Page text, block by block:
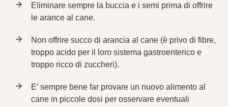
Eliminare sempre la buccia e i semi prima di offrire
le arance al cane.
Non offrire succo di arancia al cane (è privo di fibre,
troppo acido per il loro sistema gastroenterico e
troppo ricco di zuccheri).
E’ sempre bene far provare un nuovo alimento al
cane in piccole dosi per osservare eventuali